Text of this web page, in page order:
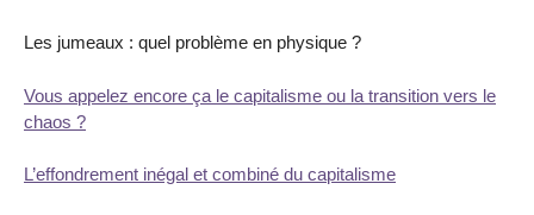
Les jumeaux : quel problème en physique ?
Vous appelez encore ça le capitalisme ou la transition vers le
chaos ?
L’effondrement inégal et combiné du capitalisme